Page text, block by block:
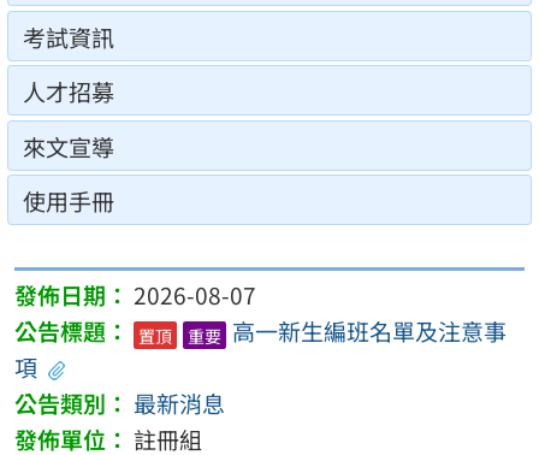
考試資訊
人才招募
來文宣導
使用手冊
2026-08-07
置頂 重要 高一新生編班名單及注意事
項
最新消息
註冊組